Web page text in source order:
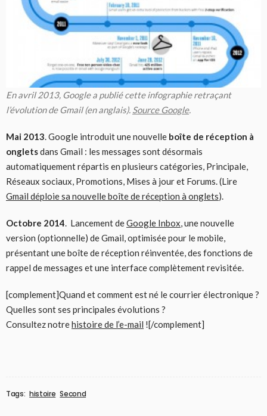
En avril 2013, Google a publié cette infographie retraçant
l’évolution de Gmail (en anglais). Source Google.
Mai 2013. Google introduit une nouvelle boîte de réception à
ongletsdans Gmail : les messages sont désormais
automatiquement répartis en plusieurs catégories, Principale,
Réseaux sociaux, Promotions, Mises à jour et Forums. (Lire
Gmail déploie sa nouvelle boîte de réception à onglets).
Octobre 2014. Lancement deGoogle Inbox, une nouvelle
version (optionnelle) de Gmail, optimisée pour le mobile,
présentant une boîte de réception réinventée, des fonctions de
rappel de messages et une interface complètement revisitée.
[complement]Quand et comment est né le courrier électronique ?
Quelles sont ses principales évolutions ?
Consultez notrehistoire de l’e-mail ![/complement]
Tags: histoire Second